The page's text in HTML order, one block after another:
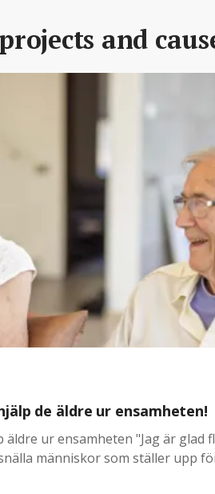
and
de äldre ur ensamheten!
"Jag är glad flera dagar efter
människor som ställer upp